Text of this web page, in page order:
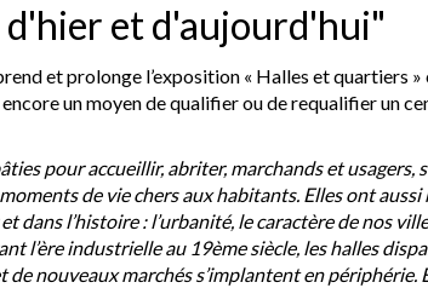
et d'aujourd'hui"
et prolonge l’exposition « Halles et quartiers »
un moyen de qualifier ou de requalifier un
pour accueillir, abriter, marchands et usagers,
de vie chers aux habitants. Elles ont aussi
dans l’histoire : l’urbanité, le caractère de nos
l’ère industrielle au 19ème siècle, les halles
de nouveaux marchés s’implantent en périphérie.